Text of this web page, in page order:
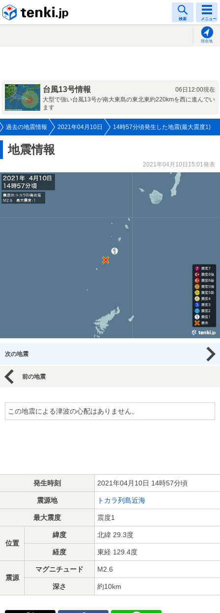
検索 メニュー
現在地
台風13号情報
06日12:00現在
大型で強い台風13号が南大東島の東北東約220kmを西に進んでい
ます
過去の地震情報 2021年04月10日 14時57分頃発生した地震(最大震度1)
地震情報
2021年04月10日15:01発表
次の地震
前の地震
この地震による津波の心配はありません。
発生時刻 2021年04月10日 14時57分頃
震源地 トカラ列島近海
最大震度 震度1
位置
緯度 北緯 29.3度
経度 東経 129.4度
震源
マグニチュード M2.6
深さ 約10km